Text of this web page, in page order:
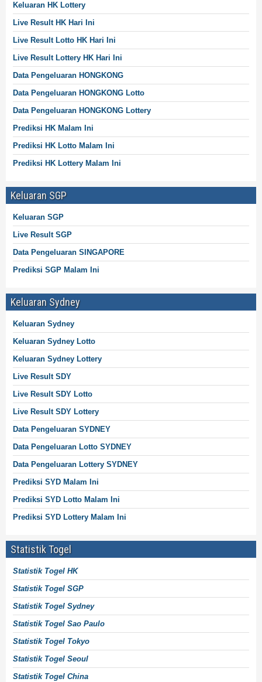
Keluaran HK Lottery
Live Result HK Hari Ini
Live Result Lotto HK Hari Ini
Live Result Lottery HK Hari Ini
Data Pengeluaran HONGKONG
Data Pengeluaran HONGKONG Lotto
Data Pengeluaran HONGKONG Lottery
Prediksi HK Malam Ini
Prediksi HK Lotto Malam Ini
Prediksi HK Lottery Malam Ini
Keluaran SGP
Keluaran SGP
Live Result SGP
Data Pengeluaran SINGAPORE
Prediksi SGP Malam Ini
Keluaran Sydney
Keluaran Sydney
Keluaran Sydney Lotto
Keluaran Sydney Lottery
Live Result SDY
Live Result SDY Lotto
Live Result SDY Lottery
Data Pengeluaran SYDNEY
Data Pengeluaran Lotto SYDNEY
Data Pengeluaran Lottery SYDNEY
Prediksi SYD Malam Ini
Prediksi SYD Lotto Malam Ini
Prediksi SYD Lottery Malam Ini
Statistik Togel
Statistik Togel HK
Statistik Togel SGP
Statistik Togel Sydney
Statistik Togel Sao Paulo
Statistik Togel Tokyo
Statistik Togel Seoul
Statistik Togel China